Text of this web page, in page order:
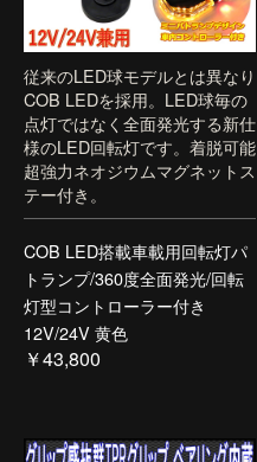
従来のLED球モデルとは異なり
COB LEDを採用。LED球毎の
点灯ではなく全面発光する新仕
様のLED回転灯です。着脱可能
超強力ネオジウムマグネットス
テー付き。
COB LED搭載車載用回転灯パ
トランプ/360度全面発光/回転
灯型コントローラー付き
12V/24V 黄色
￥43,800